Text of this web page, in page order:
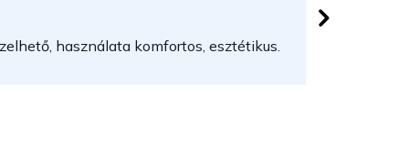
csillag.
használata komfortos, esztétikus.